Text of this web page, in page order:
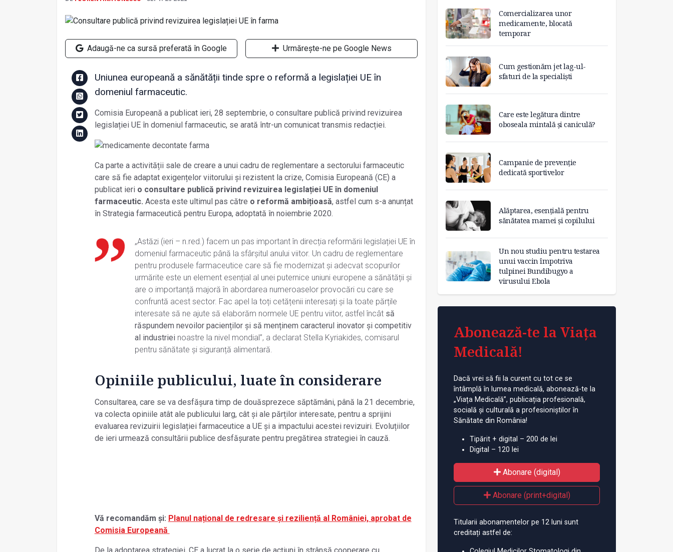
Adaugă-ne ca sursă preferată în Google Urmărește-ne pe Google News
Uniunea europeană a sănătății tinde spre o reformă a legislației UE în
domeniul farmaceutic.
Comisia Europeană a publicat ieri, 28 septembrie, o consultare publică privind revizuirea
legislației UE în domeniul farmaceutic, se arată într-un comunicat transmis redacției.
Ca parte a activității sale de creare a unui cadru de reglementare a sectorului farmaceutic
care să fie adaptat exigențelor viitorului și rezistent la crize, Comisia Europeană (CE) a
publicat ieri o consultare publică privind revizuirea legislației UE în domeniul
farmaceutic. Acesta este ultimul pas către o reformă ambițioasă, astfel cum s-a anunțat
în Strategia farmaceutică pentru Europa, adoptată în noiembrie 2020.
„Astăzi (ieri – n.red.) facem un pas important în direcția reformării legislației UE în
domeniul farmaceutic până la sfârșitul anului viitor. Un cadru de reglementare
pentru produsele farmaceutice care să fie modernizat și adecvat scopurilor
urmărite este un element esențial al unei puternice uniuni europene a sănătății și
are o importanță majoră în abordarea numeroaselor provocări cu care se
confruntă acest sector. Fac apel la toți cetățenii interesați și la toate părțile
interesate să ne ajute să elaborăm normele UE pentru viitor, astfel încât să
răspundem nevoilor pacienților și să menținem caracterul inovator și competitiv
al industrieinoastre la nivel mondial”, a declarat Stella Kyriakides, comisarul
pentru sănătate și siguranță alimentară.
Opiniile publicului, luate în considerare
Consultarea, care se va desfășura timp de douăsprezece săptămâni, până la 21 decembrie,
va colecta opiniile atât ale publicului larg, cât și ale părților interesate, pentru a sprijini
evaluarea revizuirii legislației farmaceutice a UE și a impactului acestei revizuiri. Evoluțiilor
de ieri urmează consultării publice desfășurate pentru pregătirea strategiei în cauză.
Vă recomandăm și: Planul național de redresare și reziliență al României, aprobat de
Comisia Europeană
Comercializarea unor
medicamente, blocată
temporar
Cum gestionăm jet lag-ul-
sfaturi de la specialiști
Care este legătura dintre
oboseala mintală și caniculă?
Campanie de prevenție
dedicată sportivelor
Alăptarea, esențială pentru
sănătatea mamei și copilului
Un nou studiu pentru testarea
unui vaccin împotriva
tulpinei Bundibugyo a
virusului Ebola
Abonează-te la Viața
Medicală!
Dacă vrei să fii la curent cu tot ce se
întâmplă în lumea medicală, abonează-te la
„Viața Medicală”, publicația profesională,
socială și culturală a profesioniștilor în
Sănătate din România!
Tipărit + digital – 200 de lei
Digital – 120 lei
Abonare (digital)
Abonare (print+digital)
Titularii abonamentelor pe 12 luni sunt
creditați astfel de: